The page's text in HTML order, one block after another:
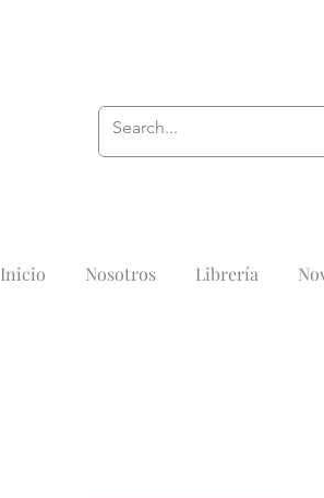
Inicio Nosotros Librería